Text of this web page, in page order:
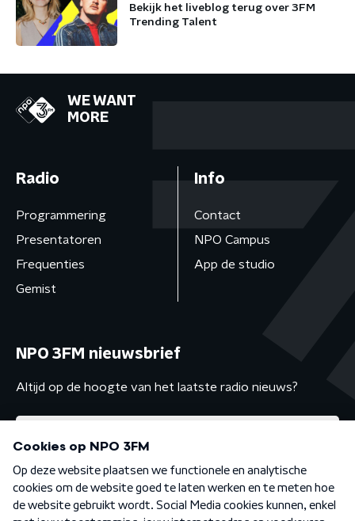
Bekijk het liveblog terug over 3FM
Trending Talent
WE WANT
MORE
Radio
Programmering
Presentatoren
Frequenties
Gemist
Info
Contact
NPO Campus
App de studio
NPO 3FM nieuwsbrief
Altijd op de hoogte van het laatste radio nieuws?
Algemene voorwaarden Privacybeleid